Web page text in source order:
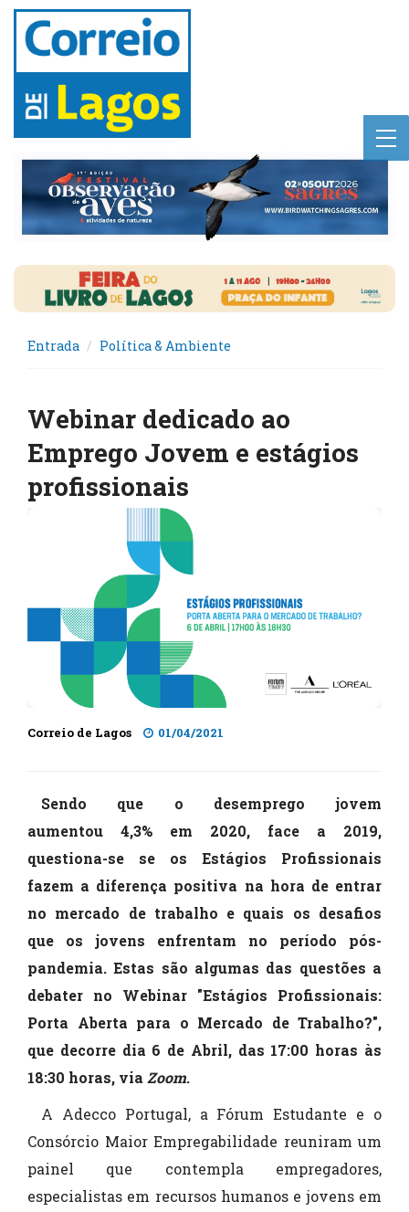
Entrada Política & Ambiente
Webinar dedicado ao
Emprego Jovem e estágios
profissionais
Correio de Lagos 01/04/2021
Sendo que o desemprego jovem
aumentou 4,3% em 2020, face a 2019,
questiona-se se os Estágios Profissionais
fazem a diferença positiva na hora de entrar
no mercado de trabalho e quais os desafios
que os jovens enfrentam no período pós-
pandemia. Estas são algumas das questões a
debater no Webinar "Estágios Profissionais:
Porta Aberta para o Mercado de Trabalho?",
que decorre dia 6 de Abril, das 17:00 horas às
18:30 horas, via Zoom.
A Adecco Portugal, a Fórum Estudante e o
Consórcio Maior Empregabilidade reuniram um
painel que contempla empregadores,
especialistas em recursos humanos e jovens em